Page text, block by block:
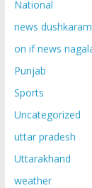
National
news dushkaram
on if news
Punjab
Sports
Uncategorized
uttar pradesh
Uttarakhand
weather